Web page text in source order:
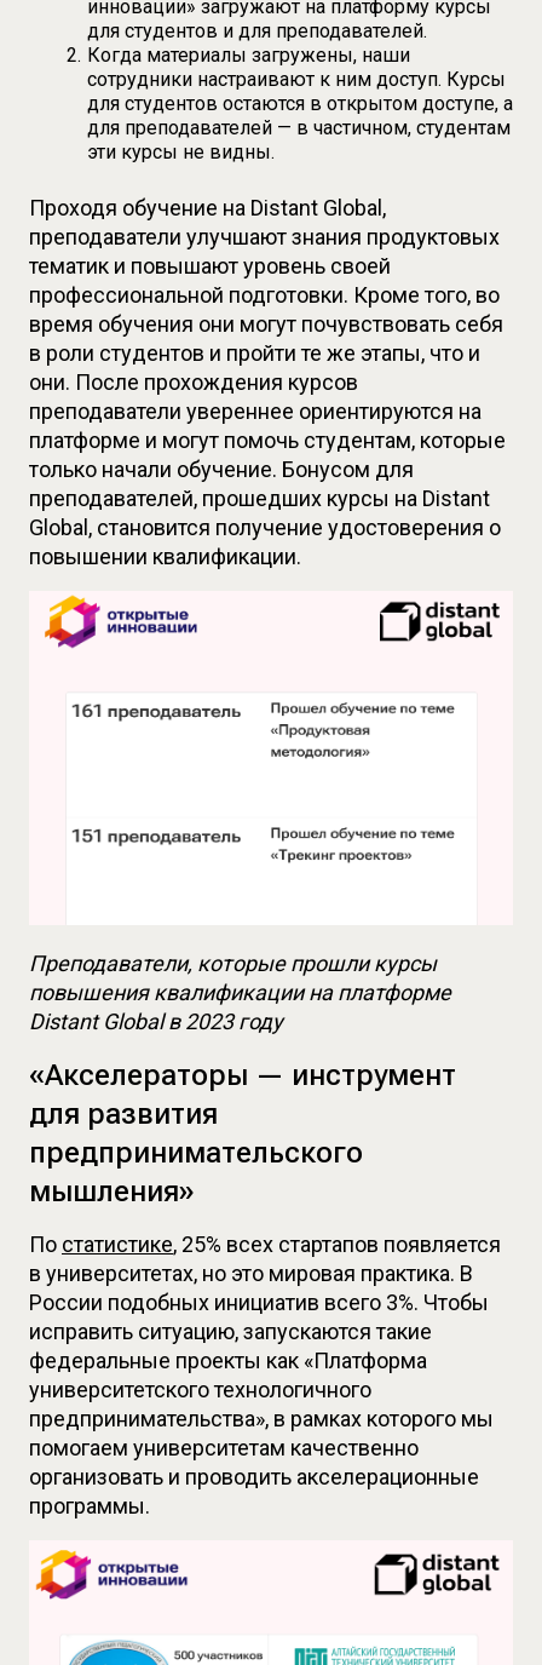
инновации» загружают на платформу курсы
для студентов и для преподавателей.
Когда материалы загружены, наши
сотрудники настраивают к ним доступ. Курсы
для студентов остаются в открытом доступе, а
для преподавателей — в частичном, студентам
эти курсы не видны.
Проходя обучение на Distant Global,
преподаватели улучшают знания продуктовых
тематик и повышают уровень своей
профессиональной подготовки. Кроме того, во
время обучения они могут почувствовать себя
в роли студентов и пройти те же этапы, что и
они. После прохождения курсов
преподаватели увереннее ориентируются на
платформе и могут помочь студентам, которые
только начали обучение. Бонусом для
преподавателей, прошедших курсы на Distant
Global, становится получение удостоверения о
повышении квалификации.
Преподаватели, которые прошли курсы
повышения квалификации на платформе
Distant Global в 2023 году
«Акселераторы — инструмент
для развития
предпринимательского
мышления»
По статистике, 25% всех стартапов появляется
в университетах, но это мировая практика. В
России подобных инициатив всего 3%. Чтобы
исправить ситуацию, запускаются такие
федеральные проекты как «Платформа
университетского технологичного
предпринимательства», в рамках которого мы
помогаем университетам качественно
организовать и проводить акселерационные
программы.